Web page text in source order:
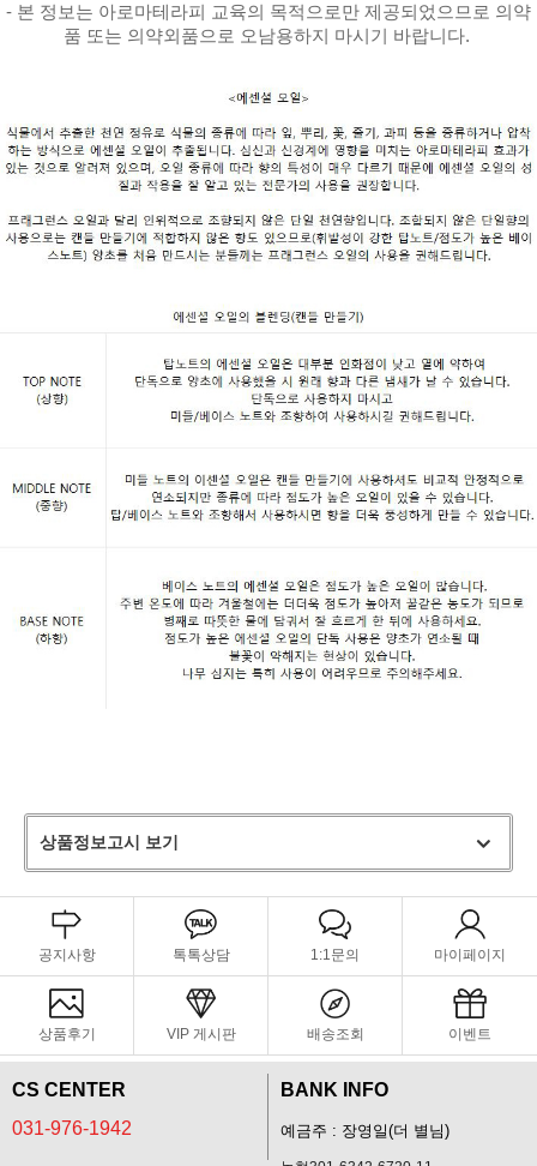
- 본 정보는 아로마테라피 교육의 목적으로만 제공되었으므로 의약
품 또는 의약외품으로 오남용하지 마시기 바랍니다.
상품정보고시 보기
공지사항 톡톡상담 1:1문의 마이페이지
상품후기 VIP 게시판 배송조회 이벤트
CS CENTER
031-976-1942
BANK INFO
예금주 : 장영일(더 별님)